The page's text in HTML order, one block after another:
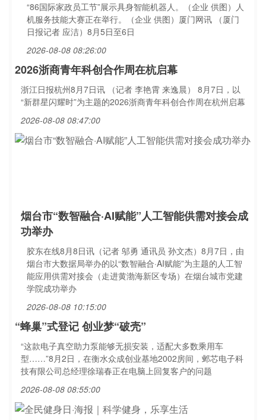
“86国际家政员工节”展示具身智能机器人。（企业 供图）人
机服务技能大赛正在举行。（企业 供图）厦门网讯 （厦门
日报记者 应洁）8月5日至6日
2026-08-08 08:26:00
2026浙商青年科创合作周在杭启幕
浙江日报杭州8月7日讯 （记者 李艳霄 来逸晨） 8月7日，以
“新群星闪耀时”为主题的2026浙商青年科创合作周在杭州启幕
2026-08-08 08:47:00
烟台市“数智融合·AI赋能”人工智能供需对接会成
功举办
胶东在线8月8日讯（记者 邬勇 通讯员 孙文杰）8月7日，由
烟台市大数据局举办的以“数智融合·AI赋能”为主题的人工智
能应用供需对接会（走进黄渤海新区专场）在烟台城市党建
学院成功举办
2026-08-08 10:15:00
“蜂巢”式登记 创业梦“破壳”
“这款电子真空助力泵能够无损安装，适配大多数乘用车
型……”8月2日，在衡水众成创业基地2002房间，邺芯电子科
技有限公司总经理徐瑞春正在电脑上回复客户的问题
2026-08-08 08:55:00